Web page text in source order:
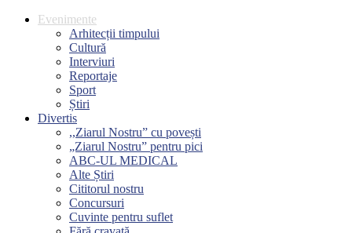
Evenimente
Arhitecții timpului
Cultură
Interviuri
Reportaje
Sport
Știri
Divertis
,,Ziarul Nostru” cu povești
„Ziarul Nostru” pentru pici
ABC-UL MEDICAL
Alte Știri
Cititorul nostru
Concursuri
Cuvinte pentru suflet